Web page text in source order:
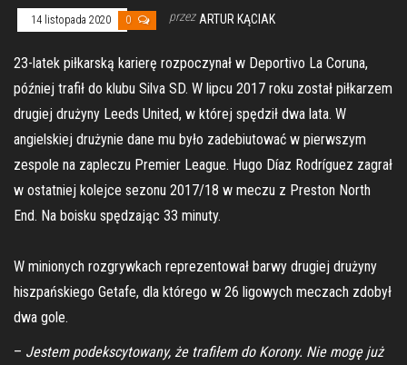
14 listopada 2020 0 przez ARTUR KĄCIAK
23-latek piłkarską karierę rozpoczynał w Deportivo La Coruna,
później trafił do klubu Silva SD. W lipcu 2017 roku został piłkarzem
drugiej drużyny Leeds United, w której spędził dwa lata. W
angielskiej drużynie dane mu było zadebiutować w pierwszym
zespole na zapleczu Premier League. Hugo Díaz Rodríguez zagrał
w ostatniej kolejce sezonu 2017/18 w meczu z Preston North
End. Na boisku spędzając 33 minuty.
W minionych rozgrywkach reprezentował barwy drugiej drużyny
hiszpańskiego Getafe, dla którego w 26 ligowych meczach zdobył
dwa gole.
– Jestem podekscytowany, że trafiłem do Korony. Nie mogę już